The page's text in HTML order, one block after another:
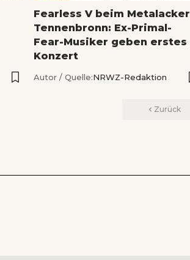
Fearless V beim Metalacker
Tennenbronn: Ex-Primal-
Fear-Musiker geben erstes
Konzert
Autor / Quelle:NRWZ-Redaktion
Zurück